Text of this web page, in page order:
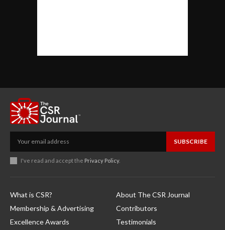
SUBSCRIBE
I've read and accept the Privacy Policy.
What is CSR?
Membership & Advertising
Excellence Awards
About The CSR Journal
Contributors
Testimonials